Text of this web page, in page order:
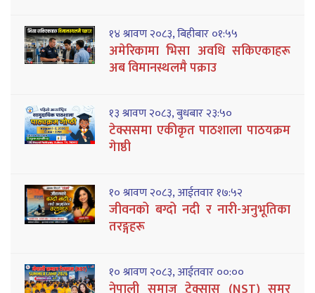
१४ श्रावण २०८३, बिहीबार ०१:५५
अमेरिकामा भिसा अवधि सकिएकाहरू
अब विमानस्थलमै पक्राउ
१३ श्रावण २०८३, बुधबार २३:५०
टेक्ससमा एकीकृत पाठशाला पाठयक्रम
गेाष्ठी
१० श्रावण २०८३, आईतवार १७:५२
जीवनको बग्दो नदी र नारी-अनुभूतिका
तरङ्गहरू
१० श्रावण २०८३, आईतवार ००:००